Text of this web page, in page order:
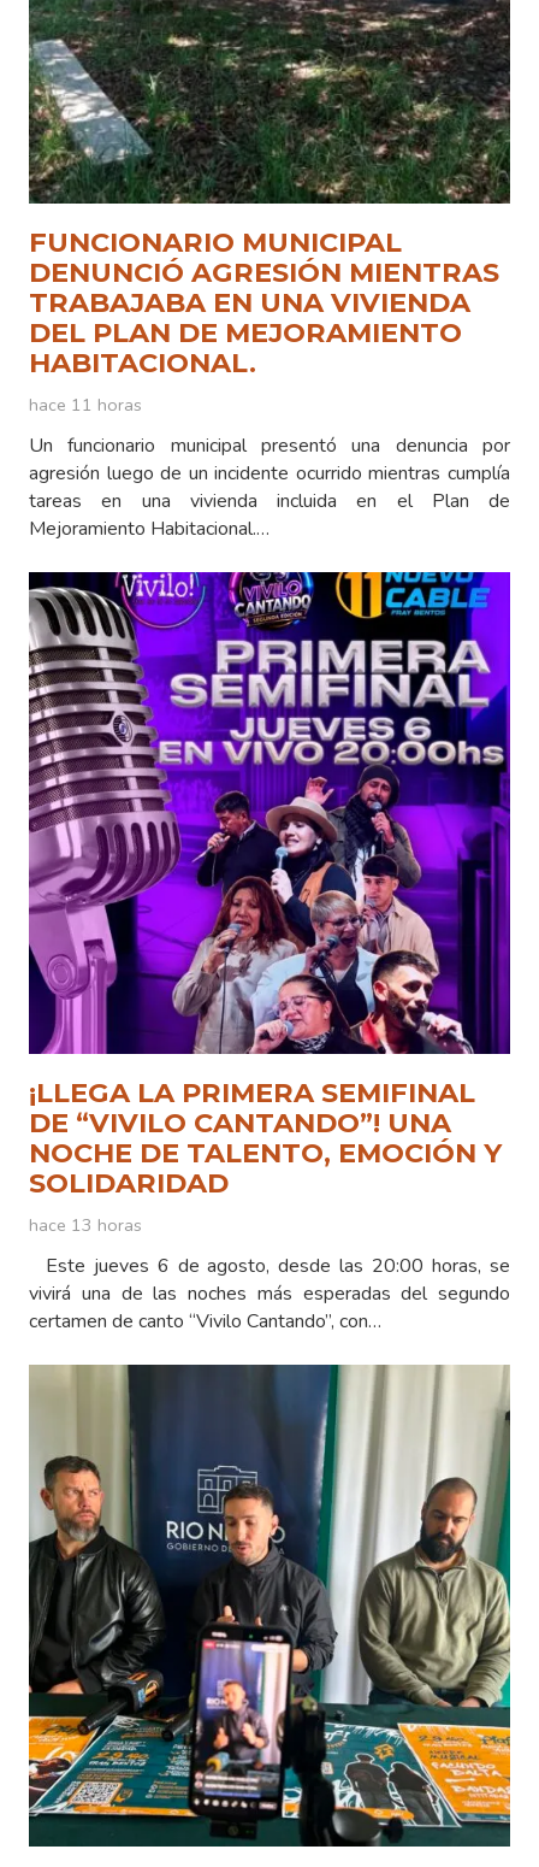
FUNCIONARIO MUNICIPAL
DENUNCIÓ AGRESIÓN MIENTRAS
TRABAJABA EN UNA VIVIENDA
DEL PLAN DE MEJORAMIENTO
HABITACIONAL.
hace 11 horas
Un funcionario municipal presentó una denuncia por
agresión luego de un incidente ocurrido mientras cumplía
tareas en una vivienda incluida en el Plan de
Mejoramiento Habitacional.…
¡LLEGA LA PRIMERA SEMIFINAL
DE “VIVILO CANTANDO”! UNA
NOCHE DE TALENTO, EMOCIÓN Y
SOLIDARIDAD
hace 13 horas
Este jueves 6 de agosto, desde las 20:00 horas, se
vivirá una de las noches más esperadas del segundo
certamen de canto “Vivilo Cantando”, con…